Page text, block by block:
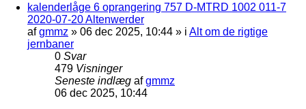
kalenderlåge 6 oprangering 757 D-MTRD 1002 011-7
2020-07-20 Altenwerder
afgmmz » 06 dec 2025, 10:44 » i Alt om de rigtige
jernbaner
0 Svar
479 Visninger
Seneste indlæg afgmmz
06 dec 2025, 10:44